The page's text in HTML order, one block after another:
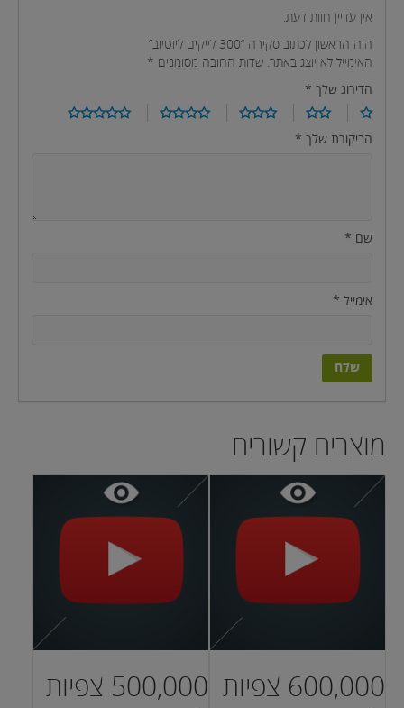
אין עדיין חוות דעת.
היה הראשון לכתוב סקירה “300 לייקים ליוטיוב”
האימייל לא יוצג באתר. שדות החובה מסומנים *
הדירוג שלך *
הביקורת שלך *
שם *
אימייל *
מוצרים קשורים
600,000 צפיות
500,000 צפיות